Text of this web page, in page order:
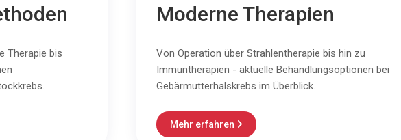
Therapie bis
Moderne Therapien
Von Operation über Strahlentherapie bis hin zu
Immuntherapien - aktuelle Behandlungsoptionen bei
Gebärmutterhalskrebs im Überblick.
Mehr erfahren 